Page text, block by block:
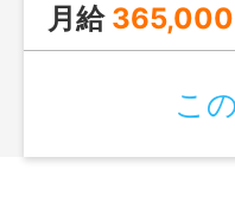
月給
こ